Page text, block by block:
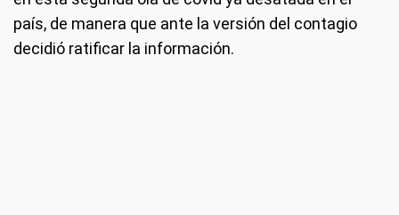
país, de manera que ante la versión del contagio
decidió ratificar la información.